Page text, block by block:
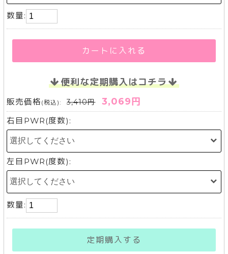
数量:
カートに入れる
便利な定期購入はコチラ
販売価格 (税込): 3,410円 3,069円
右目PWR(度数):
左目PWR(度数):
数量:
定期購入する